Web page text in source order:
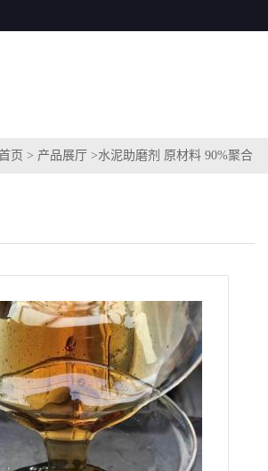
页 > 产品展厅 >水泥助磨剂 原材料 90%聚合